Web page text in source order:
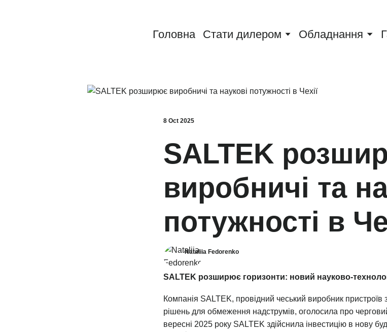
Головна Стати дилером Обладнання
8 Oct 2025
SALTEK
виробничі та
потужності в
Nataliia Fedorenko
SALTEK розширює горизонти: новий науково-
Компанія SALTEK, провідний чеський виробник пристроїв
рішень для обмеження надструмів, оголосила про
вересні 2025 року SALTEK здійснила інвестицію в нову